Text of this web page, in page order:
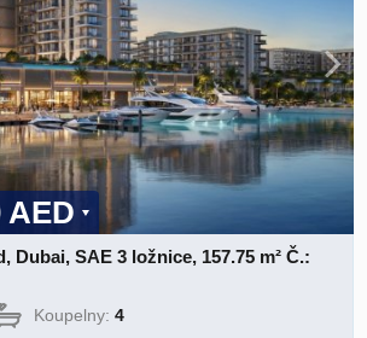
AED
Dubai, SAE 3 ložnice, 157.75 m² Č.:
Koupelny:4